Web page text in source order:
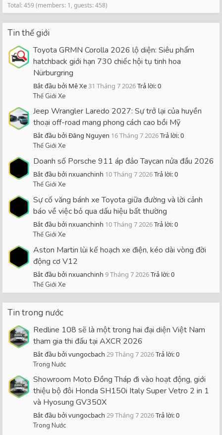
Total: 459 (members: 1, guests: 458)
Tin thế giới
Toyota GRMN Corolla 2026 lộ diện: Siêu phẩm
hatchback giới hạn 730 chiếc hội tụ tinh hoa
Nürburgring
Bắt đầu bởi Mê Xe31 Tháng 7 2026Trả lời: 0
Thế Giới Xe
Jeep Wrangler Laredo 2027: Sự trở lại của huyền
thoại off-road mang phong cách cao bồi Mỹ
Bắt đầu bởi Đăng Nguyen 16 Tháng 7 2026Trả lời: 0
Thế Giới Xe
Doanh số Porsche 911 áp đảo Taycan nửa đầu 2026
Bắt đầu bởi nxuanchinh 10 Tháng 7 2026Trả lời: 0
Thế Giới Xe
Sự cố văng bánh xe Toyota giữa đường và lời cảnh
báo về việc bỏ qua dấu hiệu bất thường
Bắt đầu bởi nxuanchinh 10 Tháng 7 2026Trả lời: 0
Thế Giới Xe
Aston Martin lùi kế hoạch xe điện, kéo dài vòng đời
động cơ V12
Bắt đầu bởi nxuanchinh 9 Tháng 7 2026Trả lời: 0
Thế Giới Xe
Tin trong nước
Redline 108 sẽ là một trong hai đại diện Việt Nam
tham gia thi đấu tại AXCR 2026
Bắt đầu bởi vungocbach 29 Tháng 7 2026Trả lời: 0
Trong Nước
Showroom Moto Đồng Tháp đi vào hoạt động, giới
thiệu bộ đôi Honda SH150i Italy Super Vetro 2 in 1
và Hyosung GV350X
Bắt đầu bởi vungocbach 29 Tháng 7 2026Trả lời: 0
Trong Nước